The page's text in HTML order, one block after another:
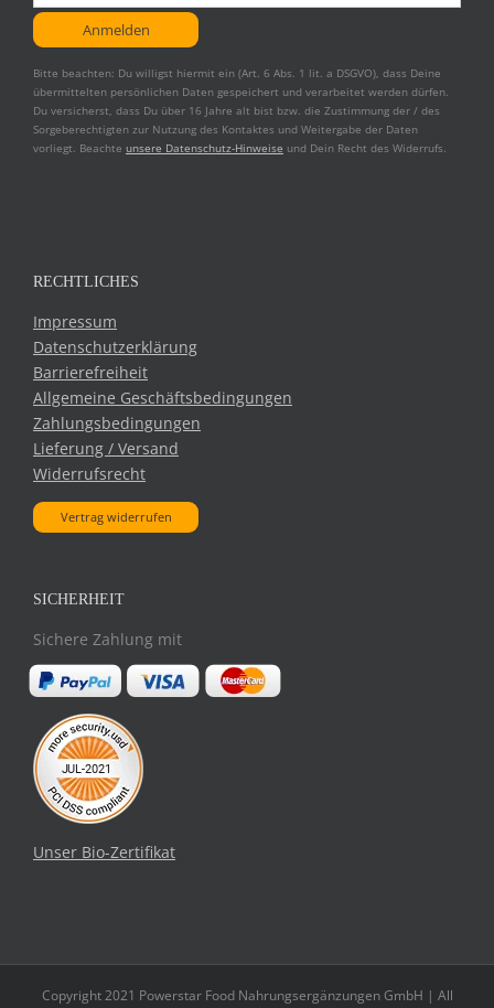
Bitte beachten: Du willigst hiermit ein (Art. 6 Abs. 1 lit. a DSGVO), dass Deine
übermittelten persönlichen Daten gespeichert und verarbeitet werden dürfen.
Du versicherst, dass Du über 16 Jahre alt bist bzw. die Zustimmung der / des
Sorgeberechtigten zur Nutzung des Kontaktes und Weitergabe der Daten
vorliegt. Beachte unsere Datenschutz-Hinweise und Dein Recht des Widerrufs.
RECHTLICHES
Impressum
Datenschutzerklärung
Barrierefreiheit
Allgemeine Geschäftsbedingungen
Zahlungsbedingungen
Lieferung / Versand
Widerrufsrecht
Vertrag widerrufen
SICHERHEIT
Sichere Zahlung mit
Unser Bio-Zertifikat
Copyright 2021 Powerstar Food Nahrungsergänzungen GmbH | All